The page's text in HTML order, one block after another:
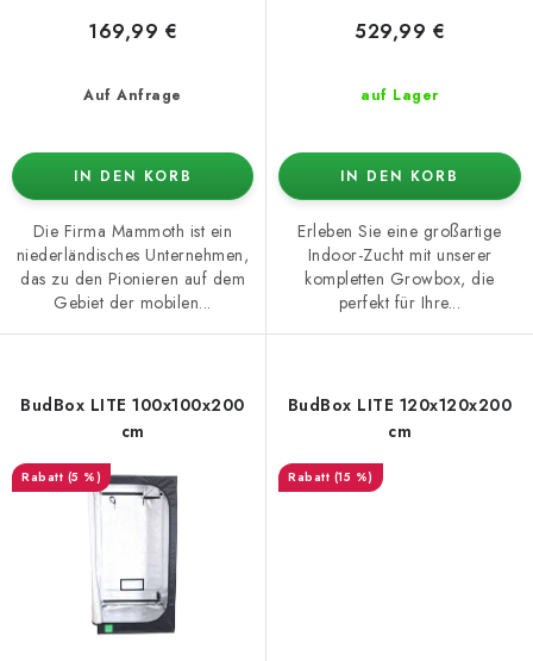
Auf Anfrage
169,99 €
IN DEN KORB
Die Firma Mammoth ist ein
niederländisches Unternehmen,
das zu den Pionieren auf dem
Gebiet der mobilen...
auf Lager
529,99 €
IN DEN KORB
Erleben Sie eine großartige
Indoor-Zucht mit unserer
kompletten Growbox, die
perfekt für Ihre...
BudBox LITE 100x100x200
cm
(5 %)
BudBox LITE 120x120x200
cm
(15 %)